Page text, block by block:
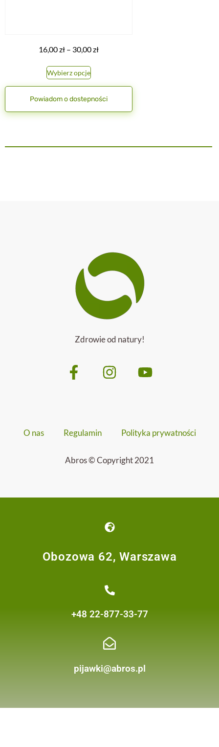
16,00zł – 30,00zł
Wybierz opcje
Powiadom o dostepności
Zdrowie od natury!
O nas Regulamin Polityka prywatności
Abros © Copyright 2021
Obozowa 62, Warszawa
+48 22-877-33-77
pijawki@abros.pl